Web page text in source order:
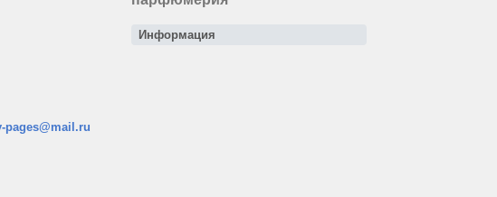
Информация
pages@mail.ru